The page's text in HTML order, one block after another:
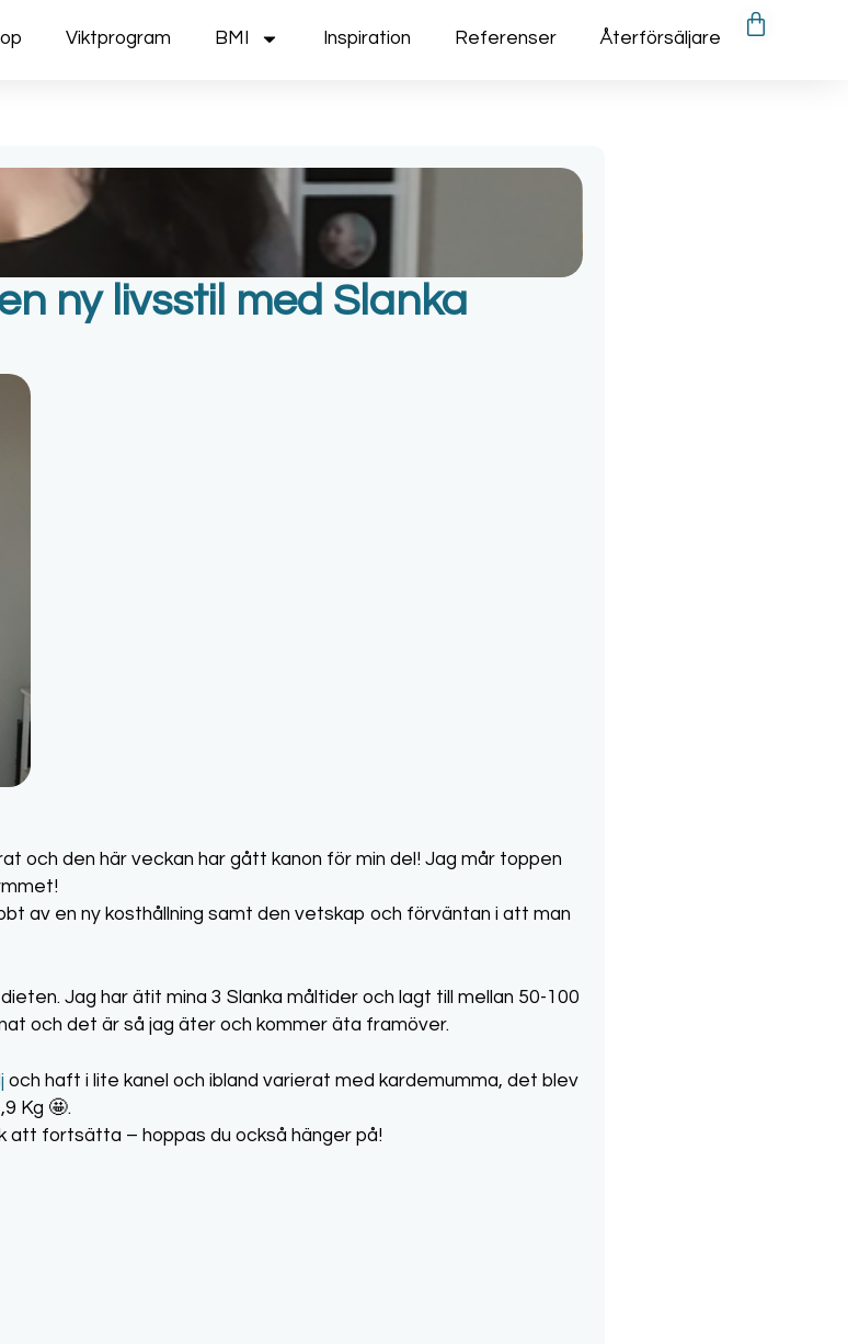
Viktprogram BMI Inspiration Referenser Återförsäljare
ny livsstil med Slanka
och den här veckan har gått kanon för min del! Jag mår toppen
av en ny kosthållning samt den vetskap och förväntan i att man
Jag har ätit mina 3 Slanka måltider och lagt till mellan 50-100
och det är så jag äter och kommer äta framöver.
och haft i lite kanel och ibland varierat med kardemumma, det blev
Kg 🤩.
att fortsätta – hoppas du också hänger på!